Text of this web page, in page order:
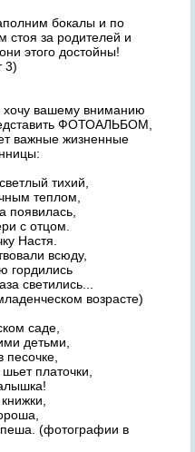
бокалы и по
стоя за родителей и
этого достойны!
3)
хочу вашему вниманию
ФОТОАЛЬБОМ,
важные жизненные
тихий,
теплом,
появилась,
с отцом.
Настя.
всюду,
гордились
светились...
возрасте)
саде,
детьми,
песочке,
платочки,
(фотографии в